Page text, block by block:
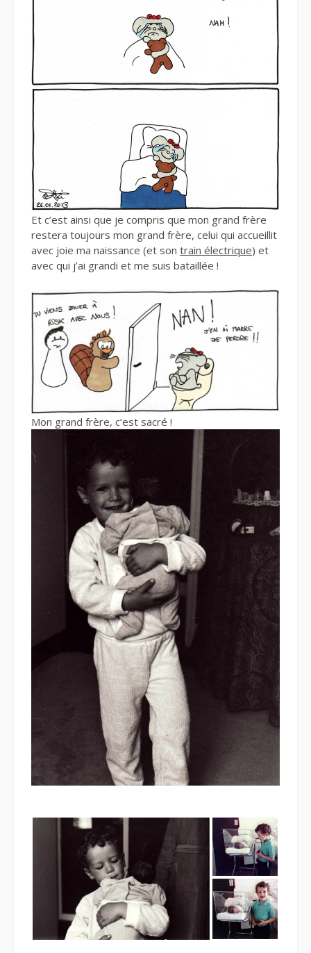
Et c’est ainsi que je compris que mon grand frère
restera toujours mon grand frère, celui qui accueillit
avec joie ma naissance (et son train électrique) et
avec qui j’ai grandi et me suis bataillée !
Mon grand frère, c’est sacré !